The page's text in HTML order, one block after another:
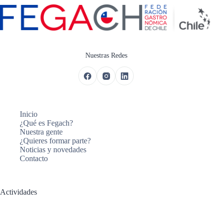
Nuestras Redes
Inicio
¿Qué es Fegach?
Nuestra gente
¿Quieres formar parte?
Noticias y novedades
Contacto
Actividades